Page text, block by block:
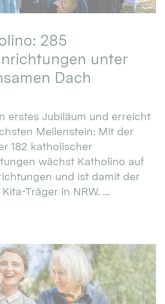
285
unter
Dach
erstes Jubiläum und erreicht
Meilenstein: Mit der
182 katholischer
wächst Katholino auf
und ist damit der
Träger in NRW. ...